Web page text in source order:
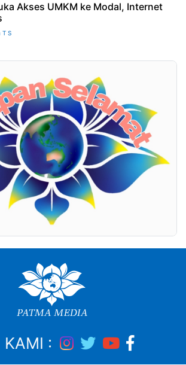
Akses UMKM ke Modal, Internet
T S
KAMI :